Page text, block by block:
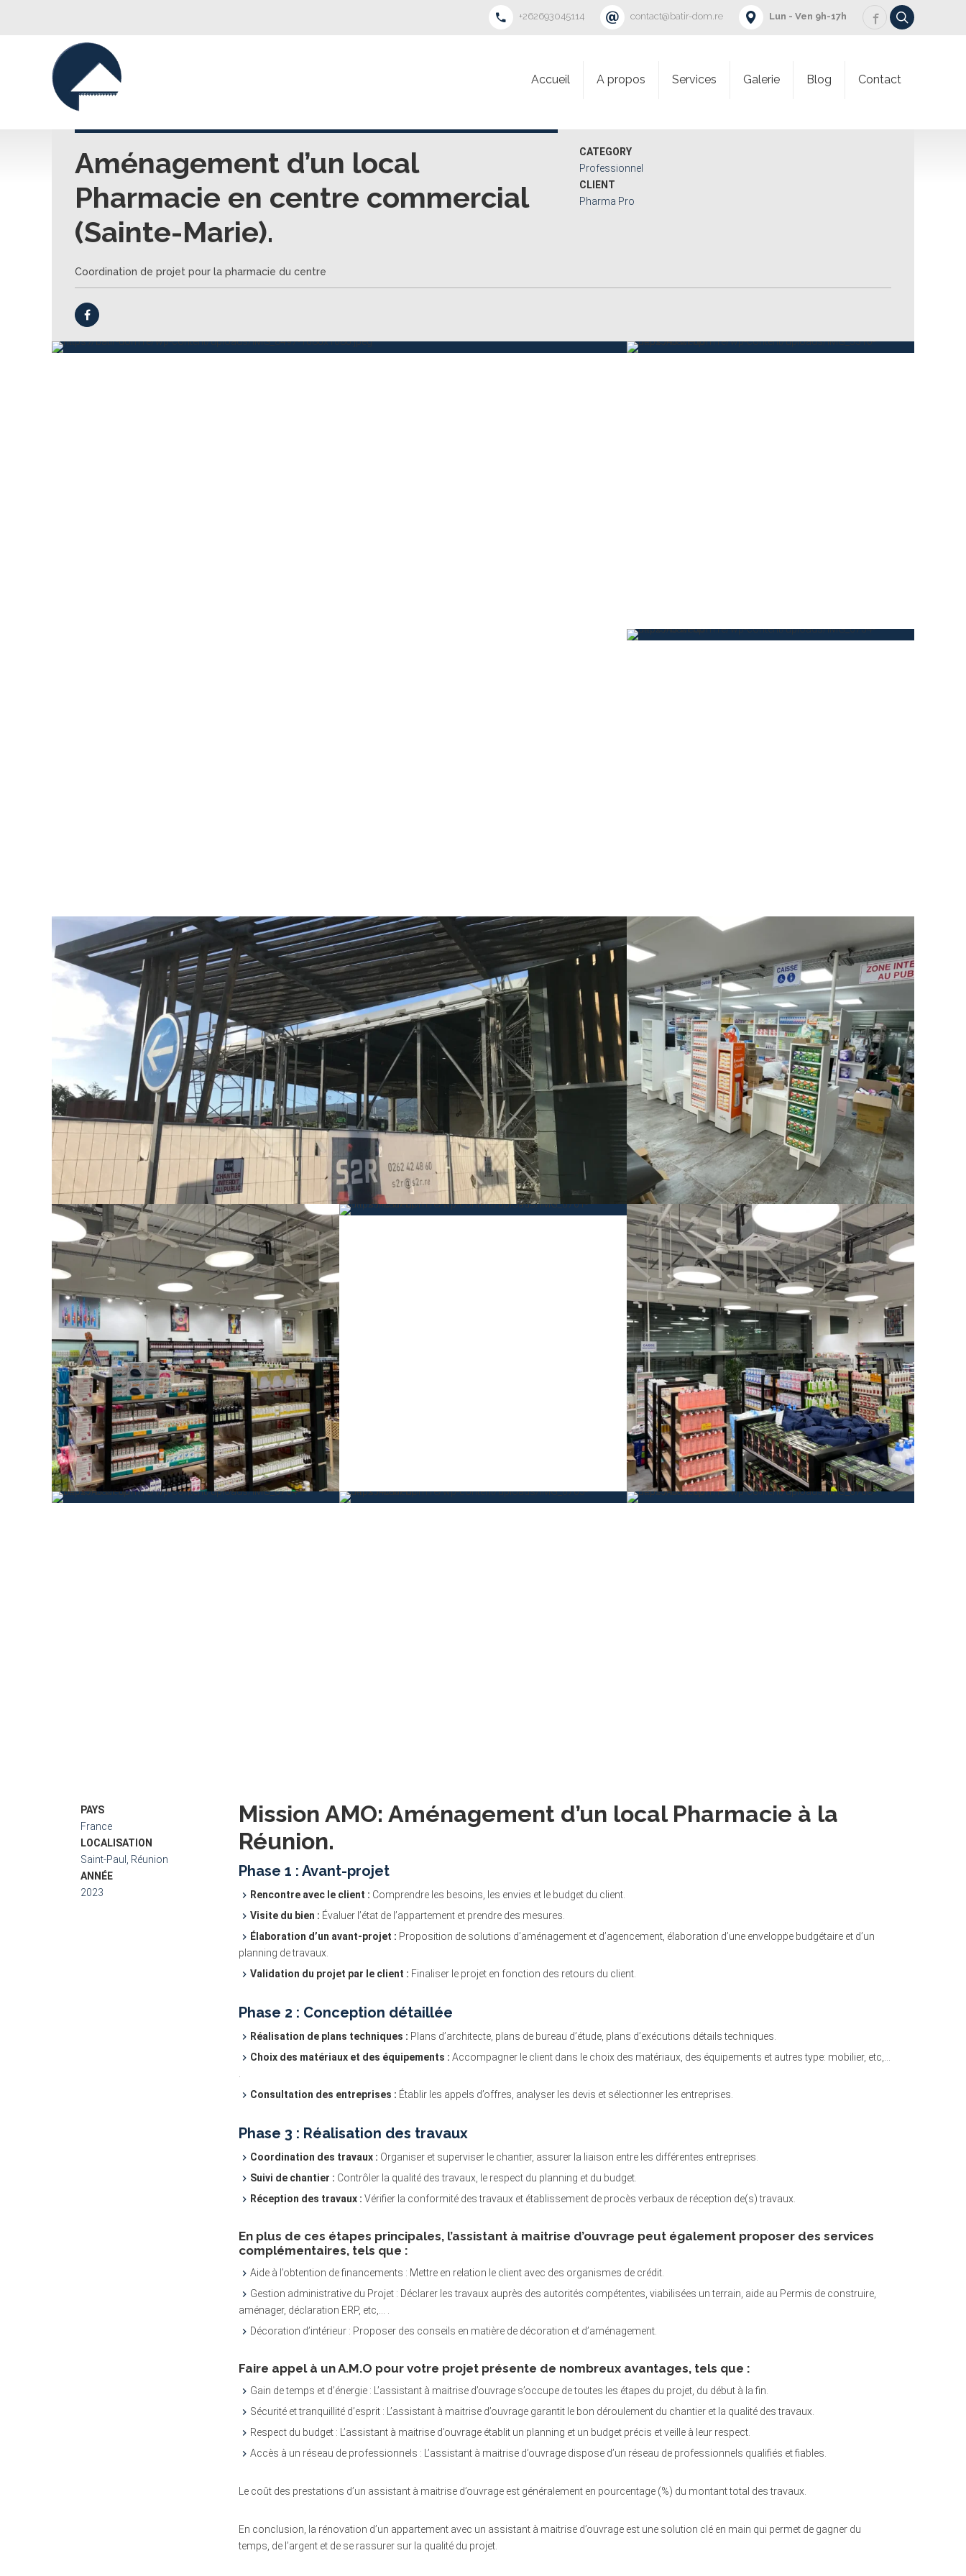
+262693045114 contact@batir-dom.re Lun - Ven 9h-17h
Accueil A propos Services Galerie Blog Contact
Aménagement d’un local
Pharmacie en centre commercial
(Sainte-Marie).
Coordination de projet pour la pharmacie du centre
CATEGORY
Professionnel
CLIENT
Pharma Pro
PAYS
France
LOCALISATION
Saint-Paul, Réunion
ANNÉE
2023
Mission AMO: Aménagement d’un local Pharmacie à la
Réunion.
Phase 1 : Avant-projet
Rencontre avec le client : Comprendre les besoins, les envies et le budget du client.
Visite du bien : Évaluer l’état de l’appartement et prendre des mesures.
Élaboration d’un avant-projet : Proposition de solutions d’aménagement et d’agencement, élaboration d’une enveloppe budgétaire et d’un
planning de travaux.
Validation du projet par le client : Finaliser le projet en fonction des retours du client.
Phase 2 : Conception détaillée
Réalisation de plans techniques : Plans d’architecte, plans de bureau d’étude, plans d’exécutions détails techniques.
Choix des matériaux et des équipements : Accompagner le client dans le choix des matériaux, des équipements et autres type: mobilier, etc,…
Consultation des entreprises : Établir les appels d’offres, analyser les devis et sélectionner les entreprises.
Phase 3 : Réalisation des travaux
Coordination des travaux : Organiser et superviser le chantier, assurer la liaison entre les différentes entreprises.
Suivi de chantier : Contrôler la qualité des travaux, le respect du planning et du budget.
Réception des travaux : Vérifier la conformité des travaux et établissement de procès verbaux de réception de(s) travaux.
En plus de ces étapes principales, l’assistant à maitrise d’ouvrage peut également proposer des services
complémentaires, tels que :
Aide à l’obtention de financements : Mettre en relation le client avec des organismes de crédit.
Gestion administrative du Projet : Déclarer les travaux auprès des autorités compétentes, viabilisées un terrain, aide au Permis de construire,
aménager, déclaration ERP, etc,… .
Décoration d’intérieur : Proposer des conseils en matière de décoration et d’aménagement.
Faire appel à un A.M.O pour votre projet présente de nombreux avantages, tels que :
Gain de temps et d’énergie : L’assistant à maitrise d’ouvrage s’occupe de toutes les étapes du projet, du début à la fin.
Sécurité et tranquillité d’esprit : L’assistant à maitrise d’ouvrage garantit le bon déroulement du chantier et la qualité des travaux.
Respect du budget : L’assistant à maitrise d’ouvrage établit un planning et un budget précis et veille à leur respect.
Accès à un réseau de professionnels : L’assistant à maitrise d’ouvrage dispose d’un réseau de professionnels qualifiés et fiables.
Le coût des prestations d’un assistant à maitrise d’ouvrage est généralement en pourcentage (%) du montant total des travaux.
En conclusion, la rénovation d’un appartement avec un assistant à maitrise d’ouvrage est une solution clé en main qui permet de gagner du
temps, de l’argent et de se rassurer sur la qualité du projet.